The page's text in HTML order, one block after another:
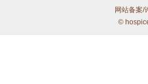
网站备案/
©